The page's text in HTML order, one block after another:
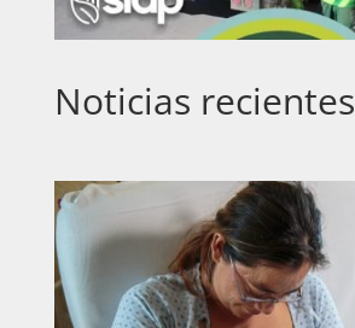
Noticias recientes